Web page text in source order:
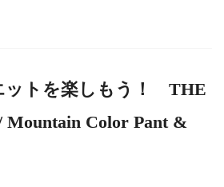
ットを楽しもう！ THE
Mountain Color Pant &